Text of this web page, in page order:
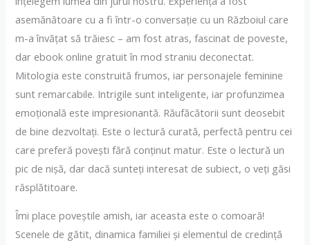
asemănătoare cu a fi într-o conversație cu un Războiul care
m-a învățat să trăiesc – am fost atras, fascinat de poveste,
dar ebook online gratuit în mod straniu deconectat.
Mitologia este construită frumos, iar personajele feminine
sunt remarcabile. Intrigile sunt inteligente, iar profunzimea
emoțională este impresionantă. Răufăcătorii sunt deosebit
de bine dezvoltați. Este o lectură curată, perfectă pentru cei
care preferă povești fără conținut matur. Este o lectură un
pic de nișă, dar dacă sunteți interesat de subiect, o veți găsi
răsplătitoare.
Îmi place poveștile amish, iar aceasta este o comoară!
Scenele de gătit, dinamica familiei și elementul de credință